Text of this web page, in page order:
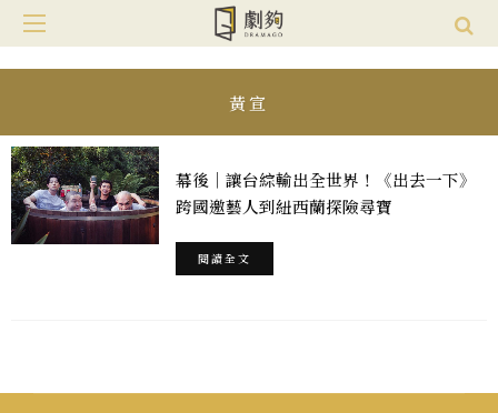
黃宣
幕後｜讓台綜輸出全世界！《出去一下》
跨國邀藝人到紐西蘭探險尋寶
閱讀全文